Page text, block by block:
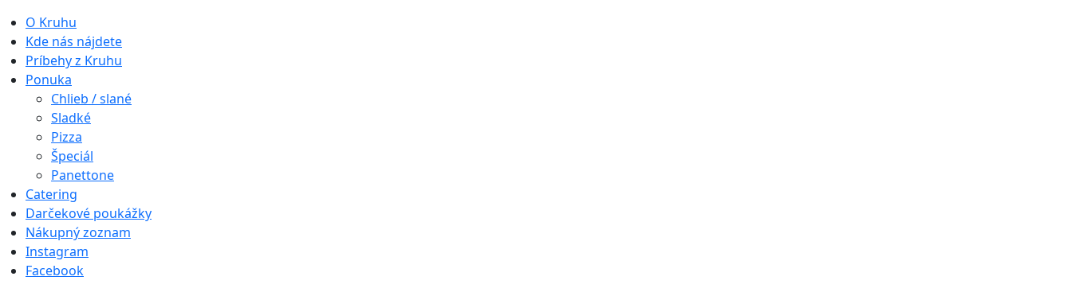
O Kruhu
Kde nás nájdete
Príbehy z Kruhu
Ponuka
Chlieb / slané
Sladké
Pizza
Špeciál
Panettone
Catering
Darčekové poukážky
Nákupný zoznam
Instagram
Facebook